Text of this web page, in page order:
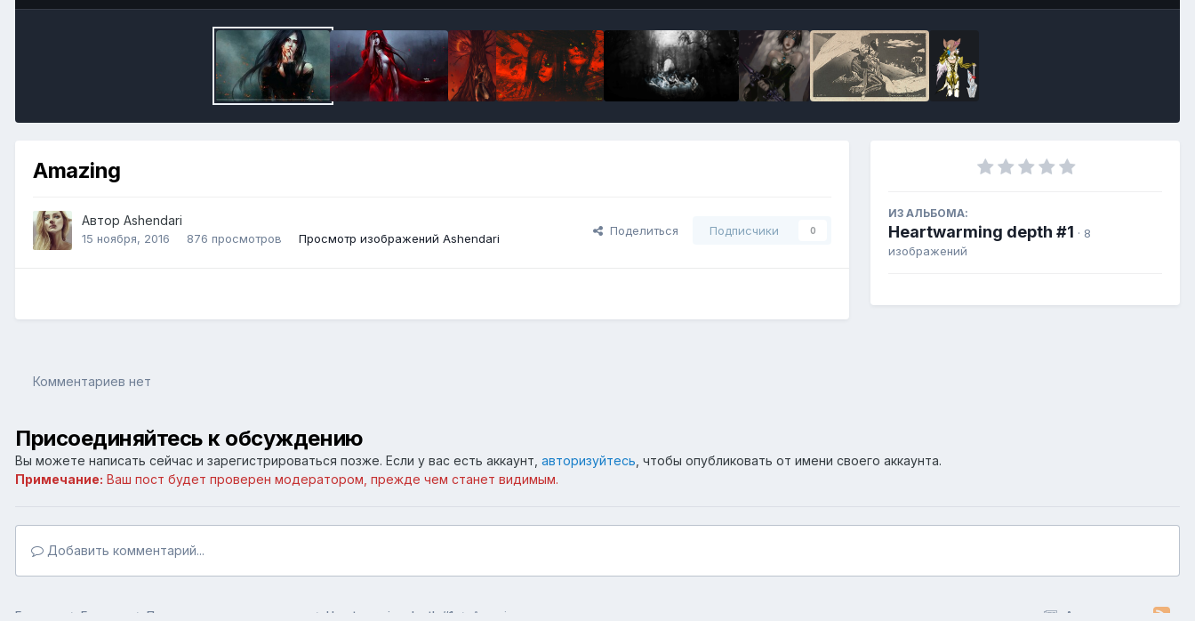
Amazing
Автор Ashendari
15 ноября, 2016 876 просмотров Просмотр изображений Ashendari
Поделиться Подписчики 0
ИЗ АЛЬБОМА:
Heartwarming depth #1 · 8
изображений
Комментариев нет
Присоединяйтесь к обсуждению
Вы можете написать сейчас и зарегистрироваться позже. Если у вас есть аккаунт, авторизуйтесь , чтобы опубликовать от имени своего аккаунта.
Примечание: Ваш пост будет проверен модератором, прежде чем станет видимым.
Добавить комментарий...
Активность
Главная Галерея Пользовательские галереи Heartwarming depth #1 Amazing